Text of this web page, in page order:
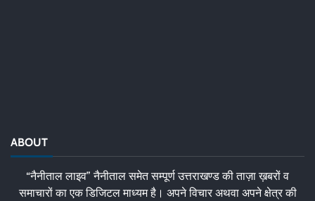
ABOUT
“नैनीताल लाइव” नैनीताल समेत सम्पूर्ण उत्तराखण्ड की ताज़ा ख़बरों व
समाचारों का एक डिजिटल माध्यम है। अपने विचार अथवा अपने क्षेत्र की